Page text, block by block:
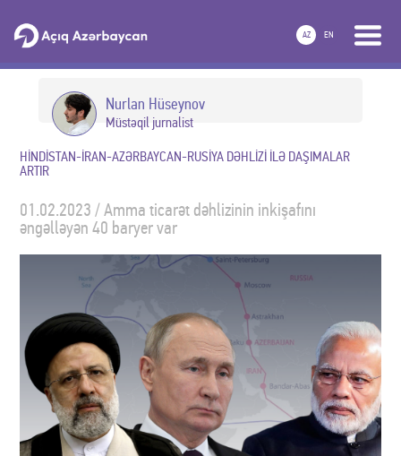
AZ EN
Nurlan Hüseynov
Müstəqil jurnalist
HİNDİSTAN-İRAN-AZƏRBAYCAN-RUSİYA DƏHLİZİ İLƏ DAŞIMALAR
ARTIR
01.02.2023 / Amma ticarət dəhlizinin inkişafını
əngəlləyən 40 baryer var